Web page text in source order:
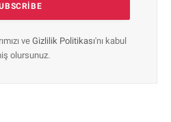
ve Gizlilik Politikası'nı kabul
olursunuz.